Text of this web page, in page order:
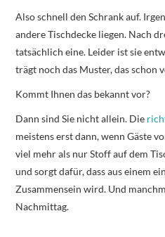
Also schnell den Schrank auf.
andere Tischdecke liegen. Nach
tatsächlich eine. Leider ist sie
trägt noch das Muster, das schon
Kommt Ihnen das bekannt vor?
Dann sind Sie nicht allein. Die
meistens erst dann, wenn Gäste
viel mehr als nur Stoff auf dem
und sorgt dafür, dass aus einem
Zusammensein wird. Und
Nachmittag.